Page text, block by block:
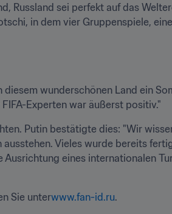
Russland sei perfekt auf das
in dem vier Gruppenspiele,
wunderschönen Land ein
Experten war äußerst positiv."
Putin bestätigte dies: "Wir
Vieles wurde bereits
eines internationalen
Sie unterwww.fan-id.ru.